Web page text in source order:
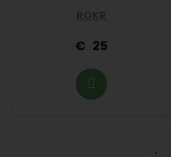
ROKR
25